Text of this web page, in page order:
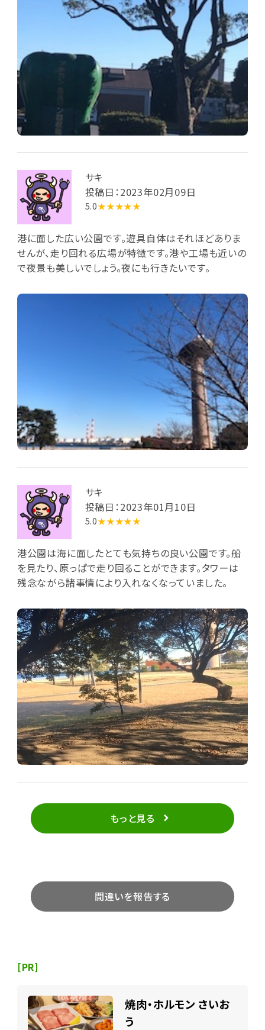
サキ
投稿日：2023年02月09日
5.0★★★★★
港に面した広い公園です。遊具自体はそれほどありま
せんが、走り回れる広場が特徴です。港や工場も近いの
で夜景も美しいでしょう。夜にも行きたいです。
サキ
投稿日：2023年01月10日
5.0★★★★★
港公園は海に面したとても気持ちの良い公園です。船
を見たり、原っぱで走り回ることができます。タワーは
残念ながら諸事情により入れなくなっていました。
もっと見る
間違いを報告する
[PR]
焼肉・ホルモン さいお
う